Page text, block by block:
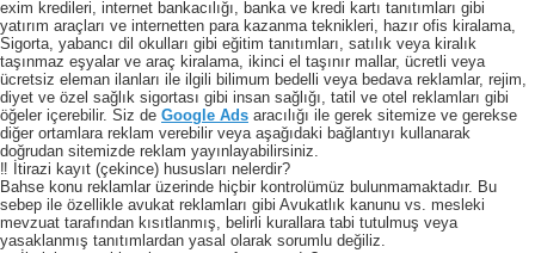
exim kredileri, internet bankacılığı, banka ve kredi kartı tanıtımları gibi
yatırım araçları ve internetten para kazanma teknikleri, hazır ofis kiralama,
Sigorta, yabancı dil okulları gibi eğitim tanıtımları, satılık veya kiralık
taşınmaz eşyalar ve araç kiralama, ikinci el taşınır mallar, ücretli veya
ücretsiz eleman ilanları ile ilgili bilimum bedelli veya bedava reklamlar, rejim,
diyet ve özel sağlık sigortası gibi insan sağlığı, tatil ve otel reklamları gibi
öğeler içerebilir. Siz de Google Ads aracılığı ile gerek sitemize ve gerekse
diğer ortamlara reklam verebilir veya aşağıdaki bağlantıyı kullanarak
doğrudan sitemizde reklam yayınlayabilirsiniz.
‼️ İtirazi kayıt (çekince) hususları nelerdir?
Bahse konu reklamlar üzerinde hiçbir kontrolümüz bulunmamaktadır. Bu
sebep ile özellikle avukat reklamları gibi Avukatlık kanunu vs. mesleki
mevzuat tarafından kısıtlanmış, belirli kurallara tabi tutulmuş veya
yasaklanmış tanıtımlardan yasal olarak sorumlu değiliz.